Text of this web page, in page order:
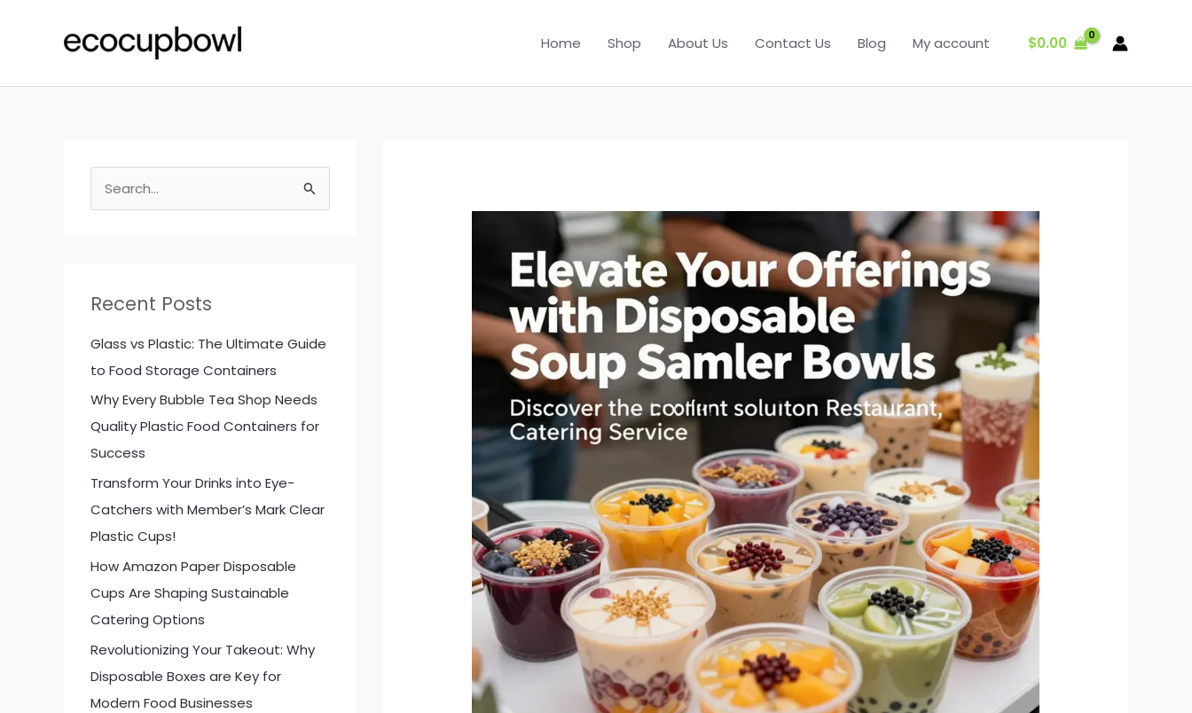
Home Shop About Us Contact Us Blog My account $0.00
e
h
f
o
r
Recent Posts
Glass vs Plastic: The Ultimate Guide
to Food Storage Containers
Why Every Bubble Tea Shop Needs
Quality Plastic Food Containers for
Success
Transform Your Drinks into Eye-
Catchers with Member’s Mark Clear
Plastic Cups!
How Amazon Paper Disposable
Cups Are Shaping Sustainable
Catering Options
Revolutionizing Your Takeout: Why
Disposable Boxes are Key for
Modern Food Businesses